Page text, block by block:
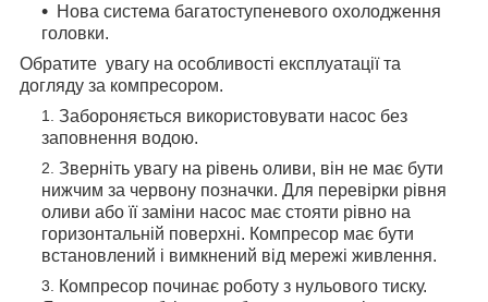
Нова система багатоступеневого охолодження
головки.
Обратите увагу на особливості експлуатації та
догляду за компресором.
Забороняється використовувати насос без
заповнення водою.
Зверніть увагу на рівень оливи, він не має бути
нижчим за червону позначки. Для перевірки рівня
оливи або її заміни насос має стояти рівно на
горизонтальній поверхні. Компресор має бути
встановлений і вимкнений від мережі живлення.
Компресор починає роботу з нульового тиску.